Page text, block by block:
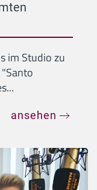
im Studio zu
ansehen